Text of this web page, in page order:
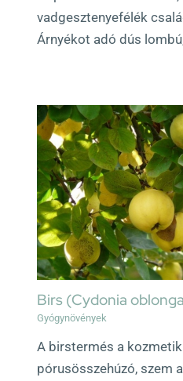
vadgesztenyefélék
Árnyékot adó dús
Birs (Cydonia
Gyógynövények
A birstermés a
pórusösszehúzó, szem